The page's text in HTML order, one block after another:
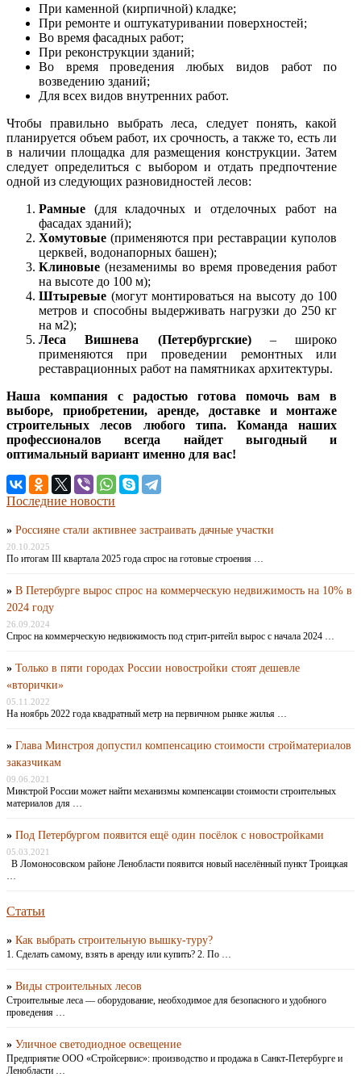
При каменной (кирпичной) кладке;
При ремонте и оштукатуривании поверхностей;
Во время фасадных работ;
При реконструкции зданий;
Во время проведения любых видов работ по
возведению зданий;
Для всех видов внутренних работ.
Чтобы правильно выбрать леса, следует понять, какой
планируется объем работ, их срочность, а также то, есть ли
в наличии площадка для размещения конструкции. Затем
следует определиться с выбором и отдать предпочтение
одной из следующих разновидностей лесов:
Рамные (для кладочных и отделочных работ на
фасадах зданий);
Хомутовые (применяются при реставрации куполов
церквей, водонапорных башен);
Клиновые (незаменимы во время проведения работ
на высоте до 100 м);
Штыревые (могут монтироваться на высоту до 100
метров и способны выдерживать нагрузки до 250 кг
на м2);
Леса Вишнева (Петербургские)– широко
применяются при проведении ремонтных или
реставрационных работ на памятниках архитектуры.
Наша компания с радостью готова помочь вам в
выборе, приобретении, аренде, доставке и монтаже
строительных лесов любого типа. Команда наших
профессионалов всегда найдет выгодный и
оптимальный вариант именно для вас!
Последние новости
» Россияне стали активнее застраивать дачные участки
20.10.2025
По итогам III квартала 2025 года спрос на готовые строения …
» В Петербурге вырос спрос на коммерческую недвижимость на 10% в
2024 году
26.09.2024
Спрос на коммерческую недвижимость под стрит-ритейл вырос с начала 2024 …
» Только в пяти городах России новостройки стоят дешевле
«вторички»
05.11.2022
На ноябрь 2022 года квадратный метр на первичном рынке жилья …
» Глава Минстроя допустил компенсацию стоимости стройматериалов
заказчикам
09.06.2021
Минстрой России может найти механизмы компенсации стоимости строительных
материалов для …
» Под Петербургом появится ещё один посёлок с новостройками
05.03.2021
В Ломоносовском районе Ленобласти появится новый населённый пункт Троицкая
Статьи
» Как выбрать строительную вышку-туру?
1. Сделать самому, взять в аренду или купить? 2. По …
» Виды строительных лесов
Строительные леса — оборудование, необходимое для безопасного и удобного
проведения …
» Уличное светодиодное освещение
Предприятие ООО «Стройсервис»: производство и продажа в Санкт-Петербурге и
Ленобласти …